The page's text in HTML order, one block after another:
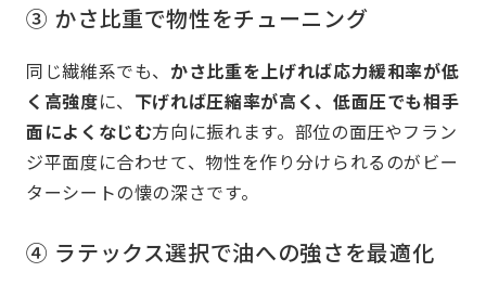
③ かさ比重で物性をチューニング
同じ繊維系でも、 かさ比重を上げれば応力緩和率が低
く高強度に、 下げれば圧縮率が高く、低面圧でも相手
面によくなじむ方向に振れます。部位の面圧やフラン
ジ平面度に合わせて、物性を作り分けられるのがビー
ターシートの懐の深さです。
④ ラテックス選択で油への強さを最適化